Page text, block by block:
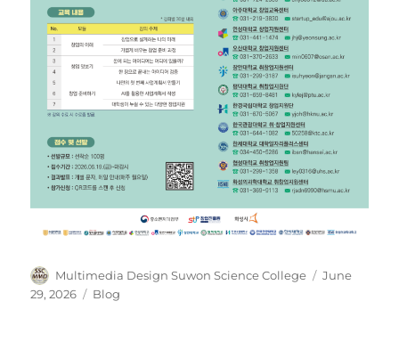
Author
Multimedia Design Suwon Science College
Posted
June
29, 2026
Categories
Blog